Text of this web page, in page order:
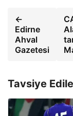
←
Edirne
Ahval
Gazetesi
Tavsiye